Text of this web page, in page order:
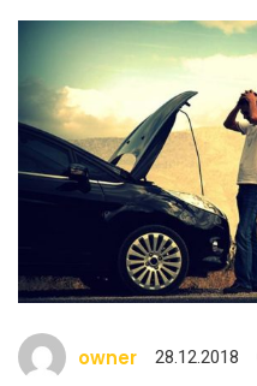
owner 28.12.2018